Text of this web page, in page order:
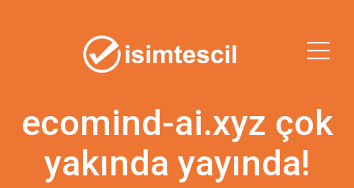
ecomind-ai.xyz çok
yakında yayında!